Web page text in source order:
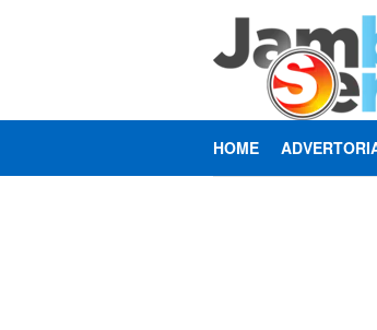
HOME